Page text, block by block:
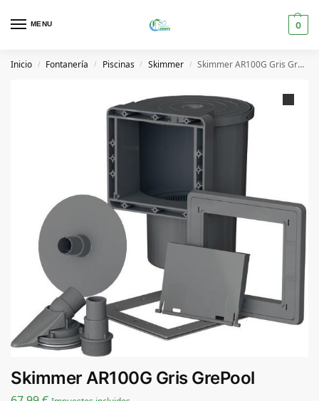
MENU 0
Inicio / Fontanería / Piscinas / Skimmer / Skimmer AR100G Gris GrePool
Skimmer AR100G Gris GrePool